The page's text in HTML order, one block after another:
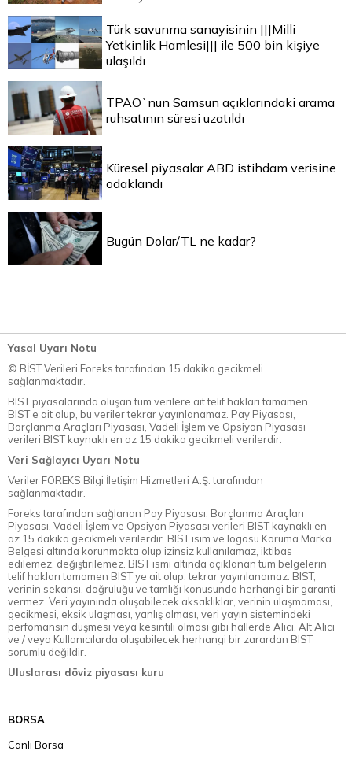
Türk savunma sanayisinin |||Milli
Yetkinlik Hamlesi||| ile 500 bin kişiye
ulaşıldı
TPAO`nun Samsun açıklarındaki arama
ruhsatının süresi uzatıldı
Küresel piyasalar ABD istihdam verisine
odaklandı
Bugün Dolar/TL ne kadar?
Yasal Uyarı Notu
© BİST Verileri Foreks tarafından 15 dakika gecikmeli
sağlanmaktadır.
BIST piyasalarında oluşan tüm verilere ait telif hakları tamamen
BIST'e ait olup, bu veriler tekrar yayınlanamaz. Pay Piyasası,
Borçlanma Araçları Piyasası, Vadeli İşlem ve Opsiyon Piyasası
verileri BIST kaynaklı en az 15 dakika gecikmeli verilerdir.
Veri Sağlayıcı Uyarı Notu
Veriler FOREKS Bilgi İletişim Hizmetleri A.Ş. tarafından
sağlanmaktadır.
Foreks tarafından sağlanan Pay Piyasası, Borçlanma Araçları
Piyasası, Vadeli İşlem ve Opsiyon Piyasası verileri BIST kaynaklı en
az 15 dakika gecikmeli verilerdir. BIST isim ve logosu Koruma Marka
Belgesi altında korunmakta olup izinsiz kullanılamaz, iktibas
edilemez, değiştirilemez. BIST ismi altında açıklanan tüm belgelerin
telif hakları tamamen BIST'ye ait olup, tekrar yayınlanamaz. BIST,
verinin sekansı, doğruluğu ve tamlığı konusunda herhangi bir garanti
vermez. Veri yayınında oluşabilecek aksaklıklar, verinin ulaşmaması,
gecikmesi, eksik ulaşması, yanlış olması, veri yayın sistemindeki
perfomansın düşmesi veya kesintili olması gibi hallerde Alıcı, Alt Alıcı
ve / veya Kullanıcılarda oluşabilecek herhangi bir zarardan BIST
sorumlu değildir.
Uluslarası döviz piyasası kuru
BORSA
Canlı Borsa